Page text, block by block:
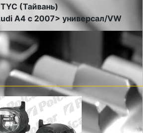
TYC (Тайвань)
A4 c 2007> универсал/VW